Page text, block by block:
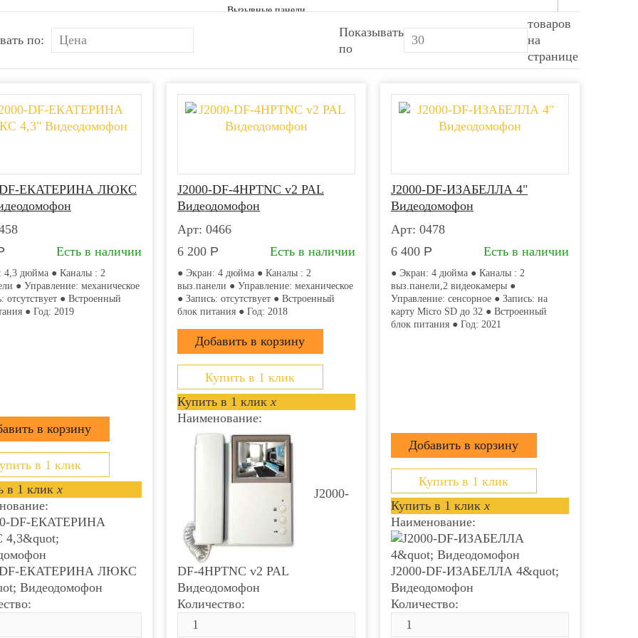
Вызывные панели
IP-домофоны
Аудиодомофоны
Видеоглазки
по:
Показывать
по
товаров
на
странице
DF-ЕКАТЕРИНА ЛЮКС
Есть в наличии
4,3 дюйма ● Каналы : 2
● Управление: механическое
отсутствует ● Встроенный
● Год: 2019
в 1 клик
в 1 клик x
DF-ЕКАТЕРИНА ЛЮКС
Видеодомофон
J2000-DF-4HPTNC v2 PAL
Видеодомофон
Арт: 0466
6 200 Р Есть в наличии
● Экран: 4 дюйма ● Каналы : 2
выз.панели ● Управление: механическое
● Запись: отсутствует ● Встроенный
блок питания ● Год: 2018
Купить в 1 клик
Купить в 1 клик x
Наименование:
J2000-
DF-4HPTNC v2 PAL
Видеодомофон
Количество:
J2000-DF-ИЗАБЕЛЛА 4"
Видеодомофон
Арт: 0478
6 400 Р Есть в наличии
● Экран: 4 дюйма ● Каналы : 2
выз.панели,2 видеокамеры ●
Управление: сенсорное ● Запись: на
карту Micro SD до 32 ● Встроенный
блок питания ● Год: 2021
Купить в 1 клик
Купить в 1 клик x
Наименование:
J2000-DF-ИЗАБЕЛЛА 4&quot;
Видеодомофон
Количество: